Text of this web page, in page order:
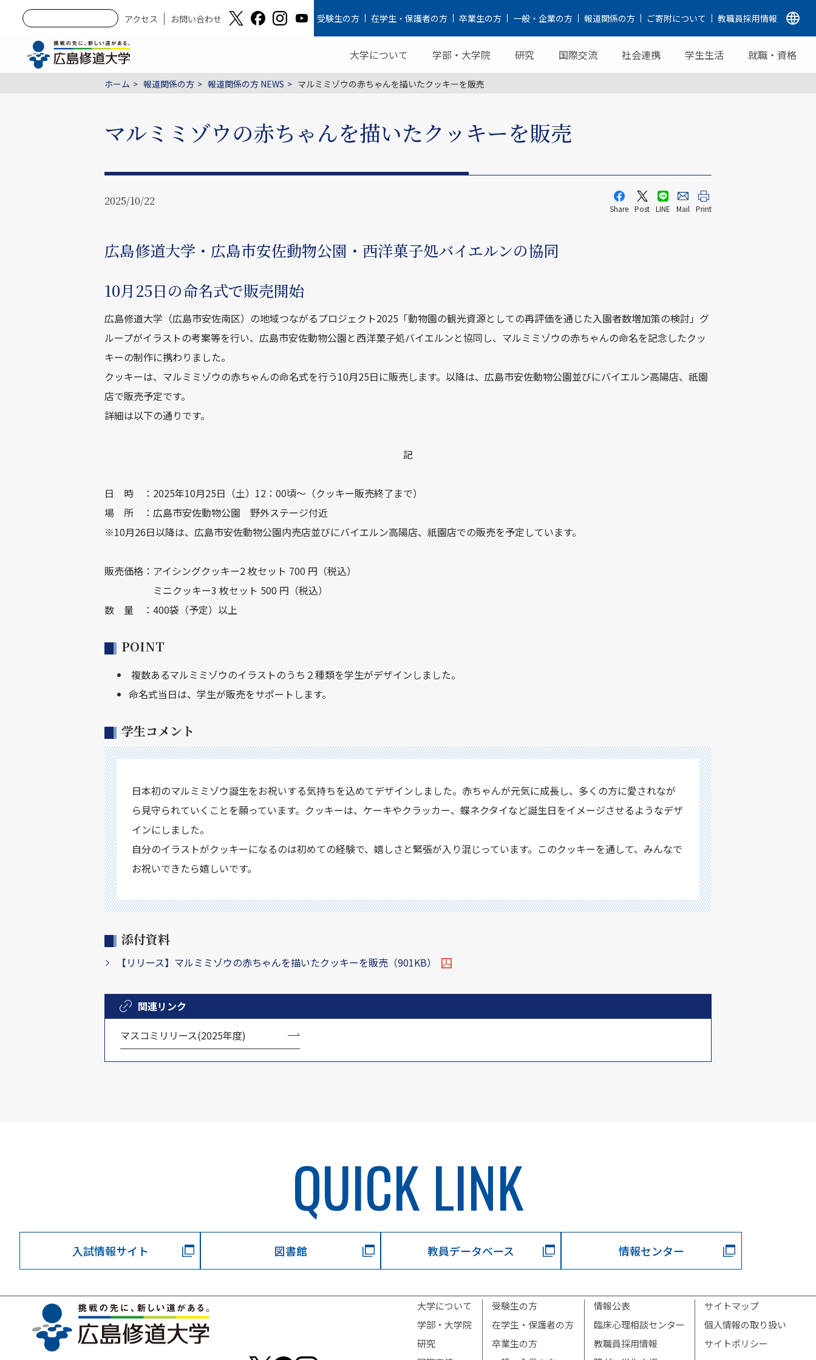
アクセス お問い合わせ 受験生の方 在学生・保護者の方 卒業生の方 一般・企業の方 報道関係の方 ご寄附について 教職員採用情報
大学について 学部・大学院 研究 国際交流 社会連携 学生生活 就職・資格
ホーム 報道関係の方 報道関係の方 NEWS マルミミゾウの赤ちゃんを描いたクッキーを販売
マルミミゾウの赤ちゃんを描いたクッキーを販売
Share Post LINE Mail Print
2025/10/22
広島修道大学・広島市安佐動物公園・西洋菓子処バイエルンの協同
10月25日の命名式で販売開始
広島修道大学（広島市安佐南区）の地域つながるプロジェクト2025「動物園の観光資源としての再評価を通じた入園者数増加策の検討」グ
ループがイラストの考案等を行い、広島市安佐動物公園と西洋菓子処バイエルンと協同し、マルミミゾウの赤ちゃんの命名を記念したクッ
キーの制作に携わりました。
クッキーは、マルミミゾウの赤ちゃんの命名式を行う10月25日に販売します。以降は、広島市安佐動物公園並びにバイエルン高陽店、祇園
店で販売予定です。
詳細は以下の通りです。
記
日 時 ：2025年10月25日（土）12：00頃～（クッキー販売終了まで）
場 所 ：広島市安佐動物公園 野外ステージ付近
※10月26日以降は、広島市安佐動物公園内売店並びにバイエルン高陽店、祇園店での販売を予定しています。
販売価格：アイシングクッキー2 枚セット 700 円（税込）
ミニクッキー3 枚セット 500 円（税込）
数 量 ：400袋（予定）以上
POINT
複数あるマルミミゾウのイラストのうち２種類を学生がデザインしました。
命名式当日は、学生が販売をサポートします。
学生コメント
日本初のマルミミゾウ誕生をお祝いする気持ちを込めてデザインしました。赤ちゃんが元気に成長し、多くの方に愛されなが
ら見守られていくことを願っています。クッキーは、ケーキやクラッカー、蝶ネクタイなど誕生日をイメージさせるようなデザ
インにしました。
自分のイラストがクッキーになるのは初めての経験で、嬉しさと緊張が入り混じっています。このクッキーを通して、みんなで
お祝いできたら嬉しいです。
添付資料
【リリース】マルミミゾウの赤ちゃんを描いたクッキーを販売（901KB）
関連リンク
マスコミリリース(2025年度)
QUICK LINK
入試情報サイト 図書館 教員データベース 情報センター
大学について
学部・大学院
研究
受験生の方
在学生・保護者の方
卒業生の方
情報公表
臨床心理相談センター
教職員採用情報
サイトマップ
個人情報の取り扱い
サイトポリシー